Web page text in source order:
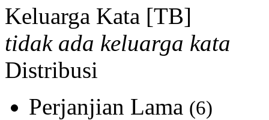
Keluarga Kata [TB]
tidak ada keluarga kata
Distribusi
Perjanjian Lama (6)